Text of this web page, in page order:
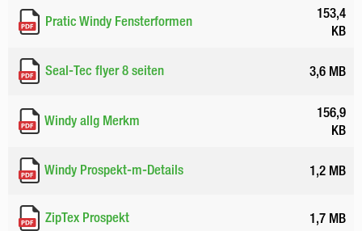
Pratic Windy Fensterformen
153,4
KB
Seal-Tec flyer 8 seiten 3,6 MB
Windy allg Merkm
156,9
KB
Windy Prospekt-m-Details 1,2 MB
ZipTex Prospekt 1,7 MB